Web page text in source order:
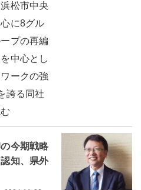
松市中央
に8グル
プの再編
中心とし
ークの強
誇る同社
今期戦略
知、県外